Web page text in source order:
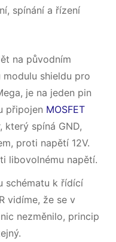
spínání a řízení
na původním
modulu shieldu pro
je na jeden pin
připojen MOSFET
který spíná GND,
proti napětí 12V.
libovolnému napětí.
schématu k řídící
vidíme, že se v
nezměnilo, princip